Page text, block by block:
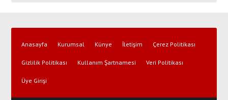
Anasayfa Kurumsal Künye İletişim Çerez Politikası
Gizlilik Politikası Kullanım Şartnamesi Veri Politikası
Üye Girişi